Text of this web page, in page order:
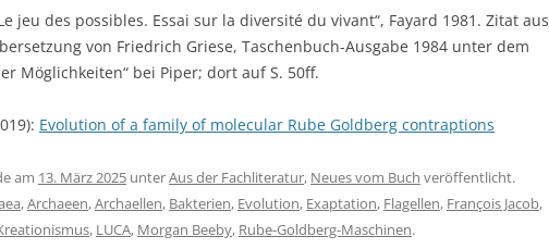
jeu des possibles. Essai sur la diversité du vivant“, Fayard 1981. Zitat aus
von Friedrich Griese, Taschenbuch-Ausgabe 1984 unter dem
Möglichkeiten“ bei Piper; dort auf S. 50ff.
Evolution of a family of molecular Rube Goldberg contraptions
am 13. März 2025 unterAus der Fachliteratur, Neues vom Buch veröffentlicht.
,Archaeen,Archaellen, Bakterien, Evolution, Exaptation, Flagellen, François Jacob,
, LUCA, Morgan Beeby, Rube-Goldberg-Maschinen.